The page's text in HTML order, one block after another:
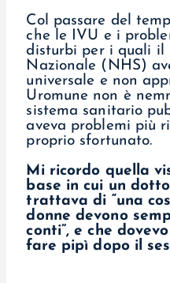
Col passare del
che le IVU e i
disturbi per i quali il
Nazionale (NHS)
universale e non
Uromune non è
sistema sanitario
aveva problemi più
proprio sfortunato.
Mi ricordo quella
base in cui un
trattava di “una
donne devono
conti”, e che
fare pipì dopo il